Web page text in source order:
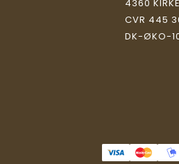
4360
CVR 445
DK-ØKO-